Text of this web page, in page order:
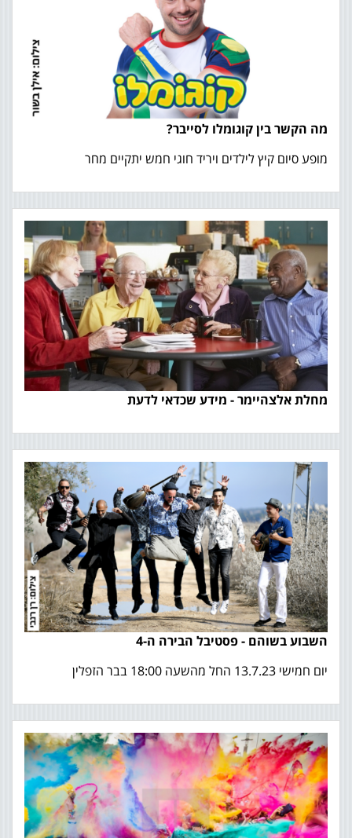
מה הקשר בין קוגומלו לסייבר?
מופע סיום קיץ לילדים ויריד חוגי חמש יתקיים מחר
מחלת אלצהיימר - מידע שכדאי לדעת
השבוע בשוהם - פסטיבל הבירה ה-4
יום חמישי 13.7.23 החל מהשעה 18:00 בבר הזפלין